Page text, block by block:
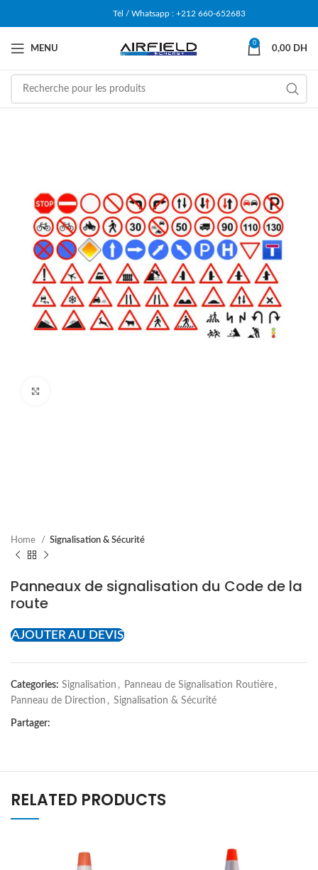
Tél / Whatsapp : +212 660-652683
MENU
0
0,00 DH
Home Signalisation & Sécurité
Panneaux de signalisation du Code de la
route
AJOUTER AU DEVIS
Categories: Signalisation , Panneau de Signalisation Routière ,
Panneau de Direction , Signalisation & Sécurité
Partager:
RELATED PRODUCTS